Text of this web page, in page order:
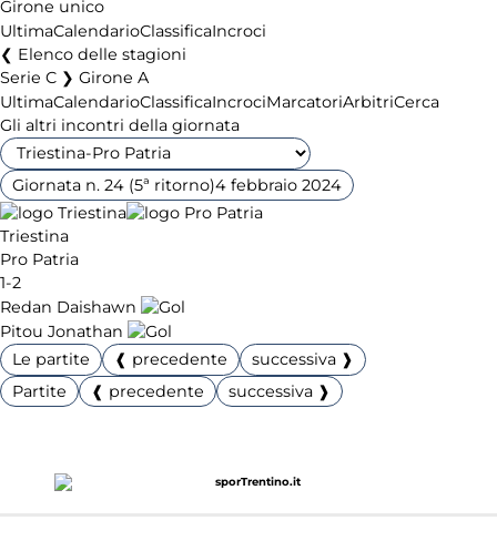
Girone unico
UltimaCalendarioClassificaIncroci
Elenco delle stagioni
Serie C ❯ Girone A
UltimaCalendarioClassificaIncrociMarcatoriArbitriCerca
Gli altri incontri della giornata
Giornata n. 24 (5ª ritorno)4 febbraio 2024
Triestina
Pro Patria
1-2
Redan Daishawn
Pitou Jonathan
Le partite
❰ precedente
successiva ❱
Partite
❰ precedente successiva ❱